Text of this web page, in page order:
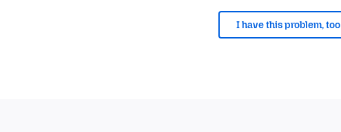
I have this problem, too